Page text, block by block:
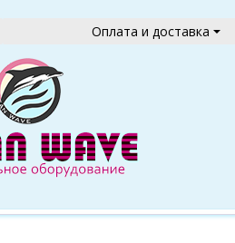
Оплата и доставка